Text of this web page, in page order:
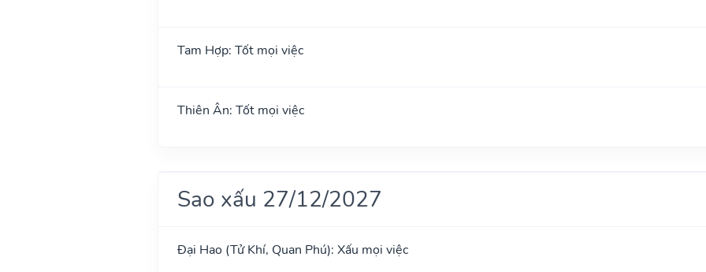
Tam Hợp: Tốt mọi việc
Thiên Ân: Tốt mọi việc
Sao xấu 27/12/2027
Đại Hao (Tử Khí, Quan Phú): Xấu mọi việc